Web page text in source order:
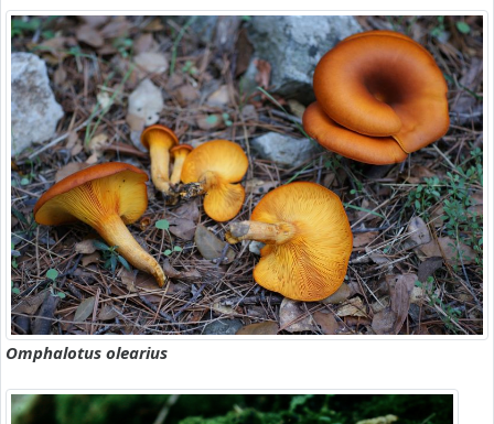
Omphalotus olearius